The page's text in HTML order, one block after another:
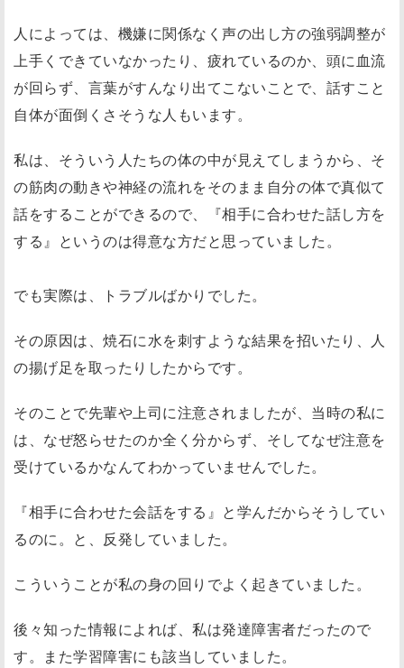
人によっては、機嫌に関係なく声の出し方の強弱調整が
上手くできていなかったり、疲れているのか、頭に血流
が回らず、言葉がすんなり出てこないことで、話すこと
自体が面倒くさそうな人もいます。
私は、そういう人たちの体の中が見えてしまうから、そ
の筋肉の動きや神経の流れをそのまま自分の体で真似て
話をすることができるので、『相手に合わせた話し方を
する』というのは得意な方だと思っていました。
でも実際は、トラブルばかりでした。
その原因は、焼石に水を刺すような結果を招いたり、人
の揚げ足を取ったりしたからです。
そのことで先輩や上司に注意されましたが、当時の私に
は、なぜ怒らせたのか全く分からず、そしてなぜ注意を
受けているかなんてわかっていませんでした。
『相手に合わせた会話をする』と学んだからそうしてい
るのに。と、反発していました。
こういうことが私の身の回りでよく起きていました。
後々知った情報によれば、私は発達障害者だったので
す。また学習障害にも該当していました。